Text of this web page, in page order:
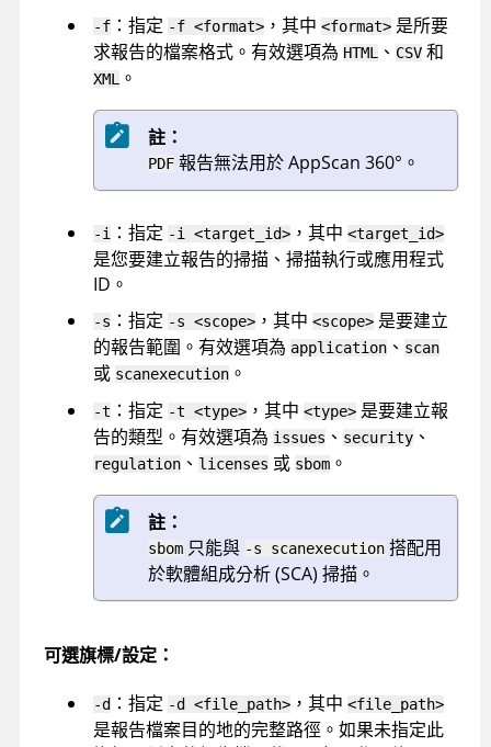
-f ：指定 -f <format> ，其中 <format> 是所要
求報告的檔案格式。有效選項為 HTML 、 CSV 和
XML 。
註：
PDF 報告無法用於AppScan 360° 。
-i ：指定 -i <target_id> ，其中 <target_id>
是您要建立報告的掃描、掃描執行或應用程式
ID。
-s ：指定 -s <scope> ，其中 <scope> 是要建立
的報告範圍。有效選項為 application 、 scan
或 scanexecution 。
-t ：指定 -t <type> ，其中 <type> 是要建立報
告的類型。有效選項為 issues 、 security 、
regulation 、 licenses 或 sbom 。
註：
sbom 只能與 -s scanexecution 搭配用
於軟體組成分析 (SCA) 掃描。
可選旗標/設定：
-d ：指定 -d <file_path> ，其中 <file_path>
是報告檔案目的地的完整路徑。如果未指定此